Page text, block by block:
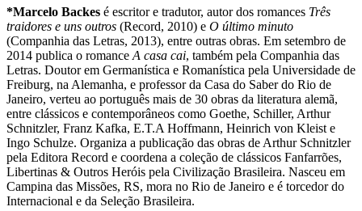
*Marcelo Backes é escritor e tradutor, autor dos romances Três
traidores e uns outros (Record, 2010) e O último minuto
(Companhia das Letras, 2013), entre outras obras. Em setembro de
2014 publica o romance A casa cai, também pela Companhia das
Letras. Doutor em Germanística e Romanística pela Universidade de
Freiburg, na Alemanha, e professor da Casa do Saber do Rio de
Janeiro, verteu ao português mais de 30 obras da literatura alemã,
entre clássicos e contemporâneos como Goethe, Schiller, Arthur
Schnitzler, Franz Kafka, E.T.A Hoffmann, Heinrich von Kleist e
Ingo Schulze. Organiza a publicação das obras de Arthur Schnitzler
pela Editora Record e coordena a coleção de clássicos Fanfarrões,
Libertinas & Outros Heróis pela Civilização Brasileira. Nasceu em
Campina das Missões, RS, mora no Rio de Janeiro e é torcedor do
Internacional e da Seleção Brasileira.